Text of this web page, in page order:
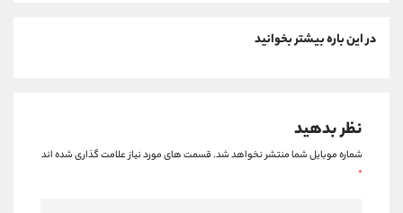
در این باره بیشتر بخوانید
نظر بدهید
شماره موبایل شما منتشر نخواهد شد.قسمت های مورد نیاز علامت گذاری شده اند
*